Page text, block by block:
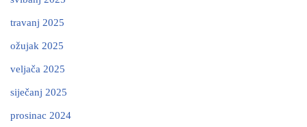
travanj 2025
ožujak 2025
veljača 2025
siječanj 2025
prosinac 2024